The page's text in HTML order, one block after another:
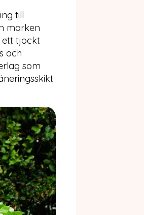
till
marken
ett tjockt
och
som